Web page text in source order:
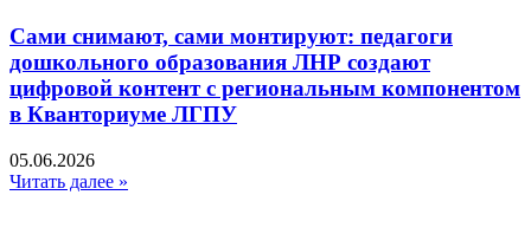
Сами снимают, сами монтируют: педагоги
дошкольного образования ЛНР создают
цифровой контент с региональным компонентом
в Кванториуме ЛГПУ​
05.06.2026
Читать далее »